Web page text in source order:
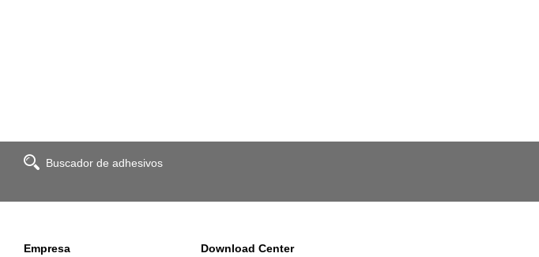
Buscador de adhesivos
Empresa
Download Center